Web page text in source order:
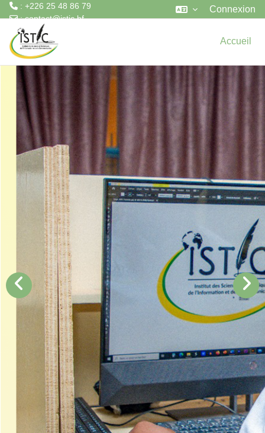
Passer au contenu principal
: +226 25 48 86 79
:contact@istic.bf
Connexion
Accueil
Apprenez
à votre
rythme